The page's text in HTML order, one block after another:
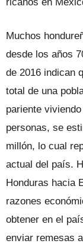
Muchos
desde los años
de 2016 indican
total de una
pariente
personas, se
millón, lo cual
actual del país.
Honduras hacia
razones
obtener en el
enviar remesas